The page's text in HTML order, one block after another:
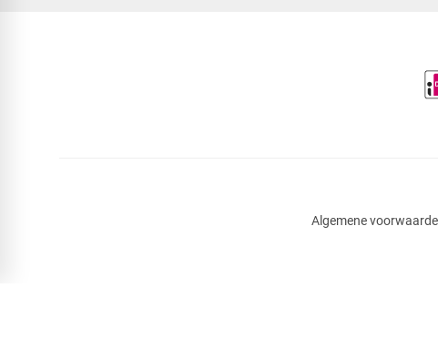
Algemene